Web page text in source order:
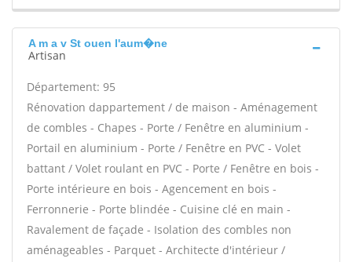
A m a v St ouen l'aum�ne
Artisan
Département: 95
Rénovation dappartement / de maison - Aménagement
de combles - Chapes - Porte / Fenêtre en aluminium -
Portail en aluminium - Porte / Fenêtre en PVC - Volet
battant / Volet roulant en PVC - Porte / Fenêtre en bois -
Porte intérieure en bois - Agencement en bois -
Ferronnerie - Porte blindée - Cuisine clé en main -
Ravalement de façade - Isolation des combles non
aménageables - Parquet - Architecte d'intérieur /